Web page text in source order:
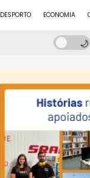
DESPORTO ECONOMIA